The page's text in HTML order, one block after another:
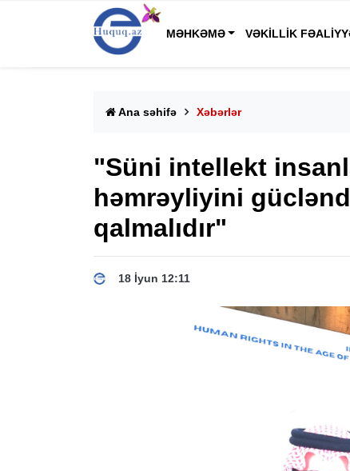
MƏHKƏMƏ VƏKILLIK
Ana səhifə Xəbərlər
"Süni intellekt
həmrəyliyini
qalmalıdır"
18 İyun 12:11